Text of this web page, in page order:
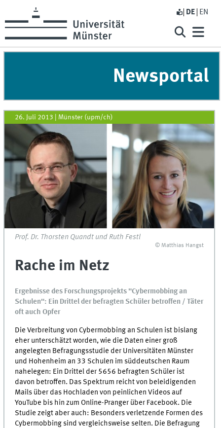
DE EN
Newsportal
26. Juli 2013 Münster (upm/ch)
Prof. Dr. Thorsten Quandt und Ruth Festl
© Matthias Hangst
Rache im Netz
Ergebnisse des Forschungsprojekts "Cybermobbing an
Schulen": Ein Drittel der befragten Schüler betroffen / Täter
oft auch Opfer
Die Verbreitung von Cybermobbing an Schulen ist bislang
eher unterschätzt worden, wie die Daten einer groß
angelegten Befragungsstudie der Universitäten Münster
und Hohenheim an 33 Schulen im süddeutschen Raum
nahelegen: Ein Drittel der 5656 befragten Schüler ist
davon betroffen. Das Spektrum reicht von beleidigenden
Mails über das Hochladen von peinlichen Videos auf
YouTube bis hin zum Online-Pranger über Facebook. Die
Studie zeigt aber auch: Besonders verletzende Formen des
Cybermobbing sind vergleichsweise selten. Die Befragung